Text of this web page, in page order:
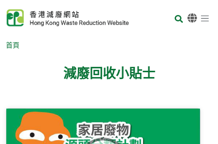
Body
首頁
減廢回收小貼士